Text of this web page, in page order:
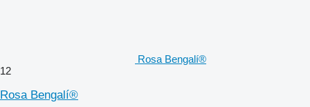
Rosa Bengalí®
12
Rosa Bengalí®